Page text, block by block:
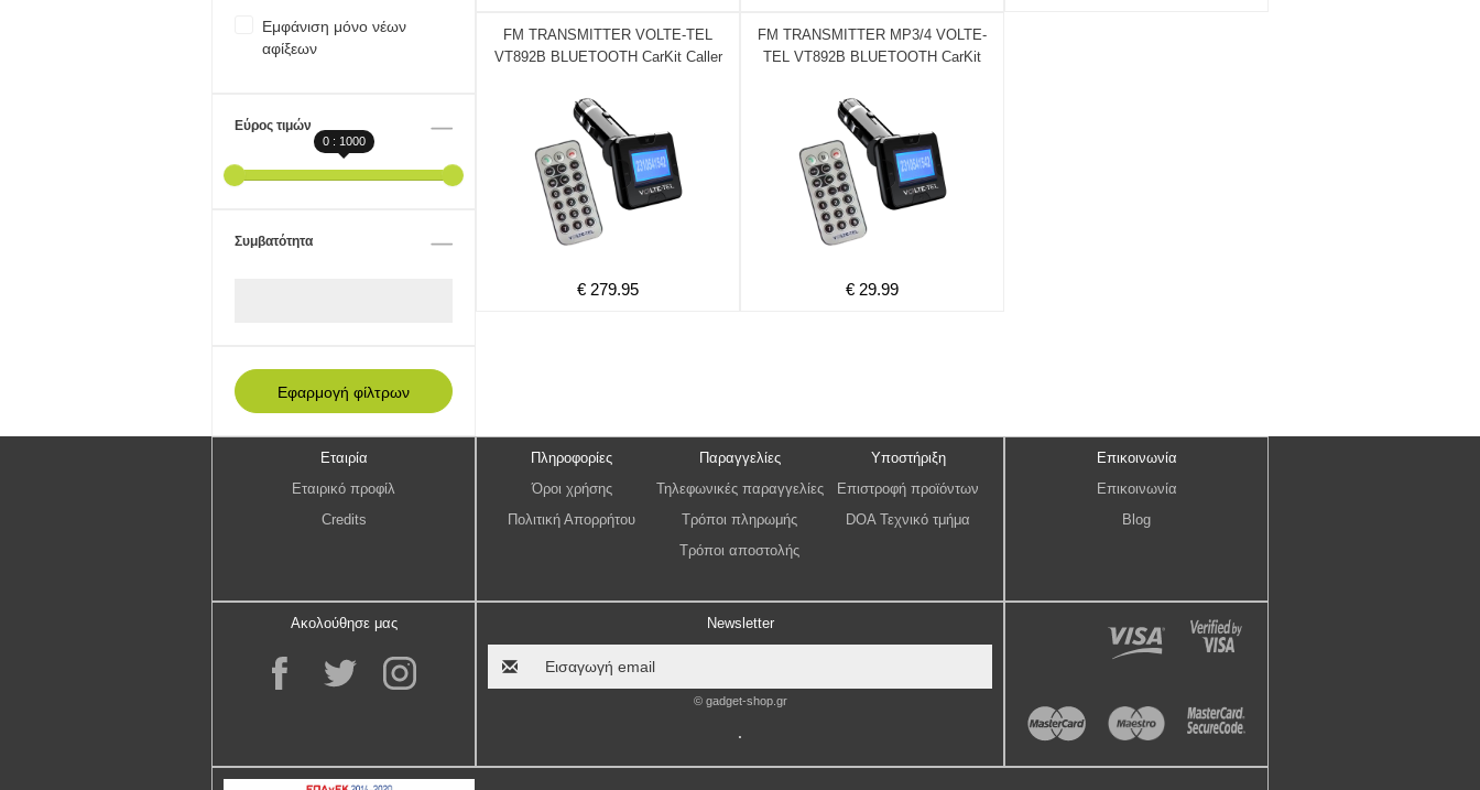
Εμφάνιση μόνο νέων
αφίξεων
Εύρος τιμών
0 : 1000
Συμβατότητα
FM TRANSMITTER VOLTE-TEL
VT892B BLUETOOTH CarKit Caller
€ 279.95
FM TRANSMITTER MP3/4 VOLTE-
TEL VT892B BLUETOOTH CarKit
€ 29.99
Εταιρία
Εταιρικό προφίλ
Credits
Πληροφορίες
Όροι χρήσης
Πολιτική Απορρήτου
Παραγγελίες
Τηλεφωνικές παραγγελίες
Τρόποι πληρωμής
Τρόποι αποστολής
Υποστήριξη
Επιστροφή προϊόντων
DOA Τεχνικό τμήμα
Επικοινωνία
Επικοινωνία
Blog
Ακολούθησε μας Newsletter
© gadget-shop.gr
.